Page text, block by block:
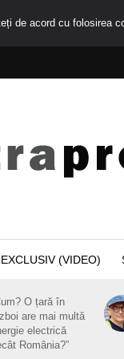
EXCLUSIV (VIDEO)
O țară în
are mai multă
electrică
România?”
de acord cu folosirea